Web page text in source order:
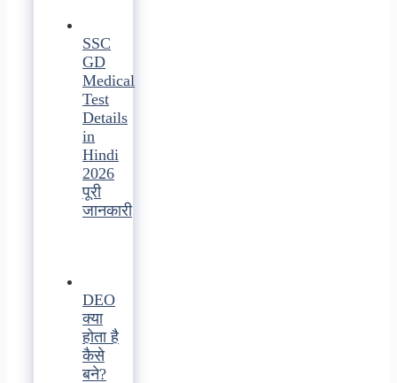
SSC
GD
Medical
Test
Details
in
Hindi
2026
पूरी
जानकारी
DEO
क्या
होता है
कैसे
बने?